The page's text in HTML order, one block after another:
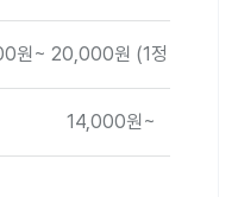
원~ 20,000원 (1정
14,000원~